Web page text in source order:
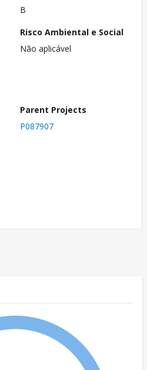
B
Risco Ambiental e Social
Não aplicável
Parent Projects
P087907